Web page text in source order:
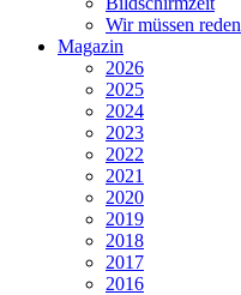
Wir müssen reden
Magazin
2026
2025
2024
2023
2022
2021
2020
2019
2018
2017
2016